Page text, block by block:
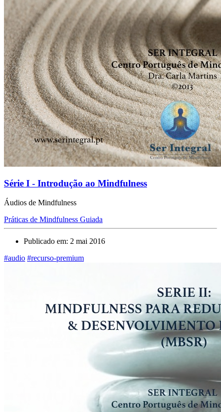
Série I - Introdução ao Mindfulness
Áudios de Mindfulness
Práticas de Mindfulness Guiada
Publicado em: 2 mai 2016
#audio #recurso-premium